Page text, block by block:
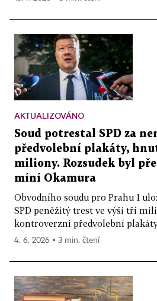
AKTUALIZOVÁNO
Soud potrestal SPD za
předvolební plakáty,
miliony. Rozsudek byl
míní Okamura
Obvodního soudu pro Prahu 1
SPD peněžitý trest ve výši tří
kontroverzní předvolební
4. 6. 2026 ▪ 3 min. čtení